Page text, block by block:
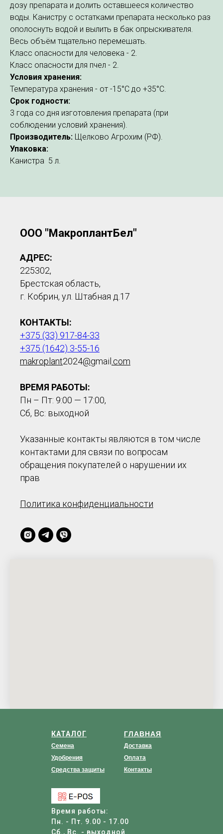
дозу препарата и долить оставшееся количество
воды. Канистру с остатками препарата несколько раз
ополоснуть водой и вылить в бак опрыскивателя.
Весь объём тщательно перемешать.
Класс опасности для человека - 2.
Класс опасности для пчел - 2.
Условия хранения:
Температура хранения - от -15°С до +35°С.
Срок годности:
3 года со дня изготовления препарата (при
соблюдении условий хранения).
Производитель: Щелково Агрохим (РФ).
Упаковка:
Канистра 5 л.
ООО "МакроплантБел"
АДРЕС:
225302,
Брестская область,
г. Кобрин, ул. Штабная д.17
КОНТАКТЫ:
+375 (33) 917-84-33
+375 (1642) 3-55-16
makroplant2024@gmail .com
ВРЕМЯ РАБОТЫ:
Пн – Пт: 9:00 — 17:00,
Сб, Вс: выходной
Указанные контакты являются в том числе
контактами для связи по вопросам
обращения покупателей о нарушении их
прав
Политика конфиденциальности
ГЛАВНАЯ
Доставка
Оплата
Контакты
Время работы:
Пн. - Пт. 9.00 - 17.00
Сб., Вс. - выходной
КАТАЛОГ
Семена
Удобрения
Средства защиты